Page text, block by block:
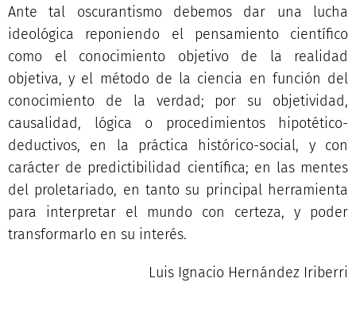
Ante tal oscurantismo debemos dar una lucha
ideológica reponiendo el pensamiento científico
como el conocimiento objetivo de la realidad
objetiva, y el método de la ciencia en función del
conocimiento de la verdad; por su objetividad,
causalidad, lógica o procedimientos hipotético-
deductivos, en la práctica histórico-social, y con
carácter de predictibilidad científica; en las mentes
del proletariado, en tanto su principal herramienta
para interpretar el mundo con certeza, y poder
transformarlo en su interés.
Luis Ignacio Hernández Iriberri